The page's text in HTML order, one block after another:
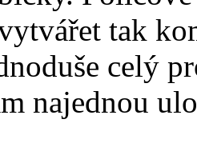
tak
celý
najednou